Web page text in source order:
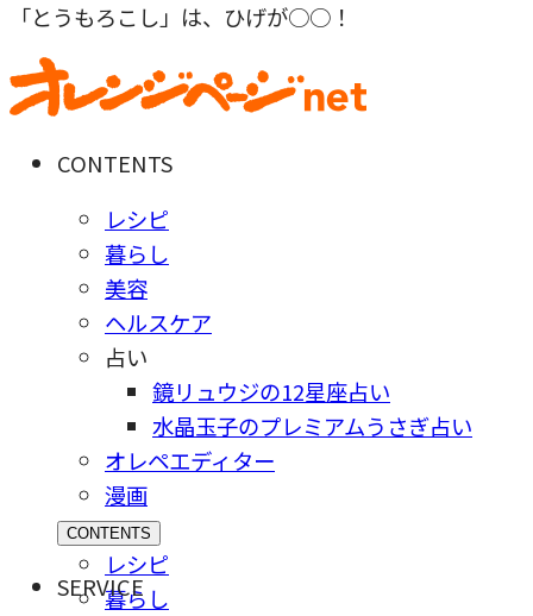
「とうもろこし」は、ひげが○○！
CONTENTS
レシピ
暮らし
美容
ヘルスケア
占い
鏡リュウジの12星座占い
水晶玉子のプレミアムうさぎ占い
オレペエディター
漫画
CONTENTS
レシピ
暮らし
SERVICE